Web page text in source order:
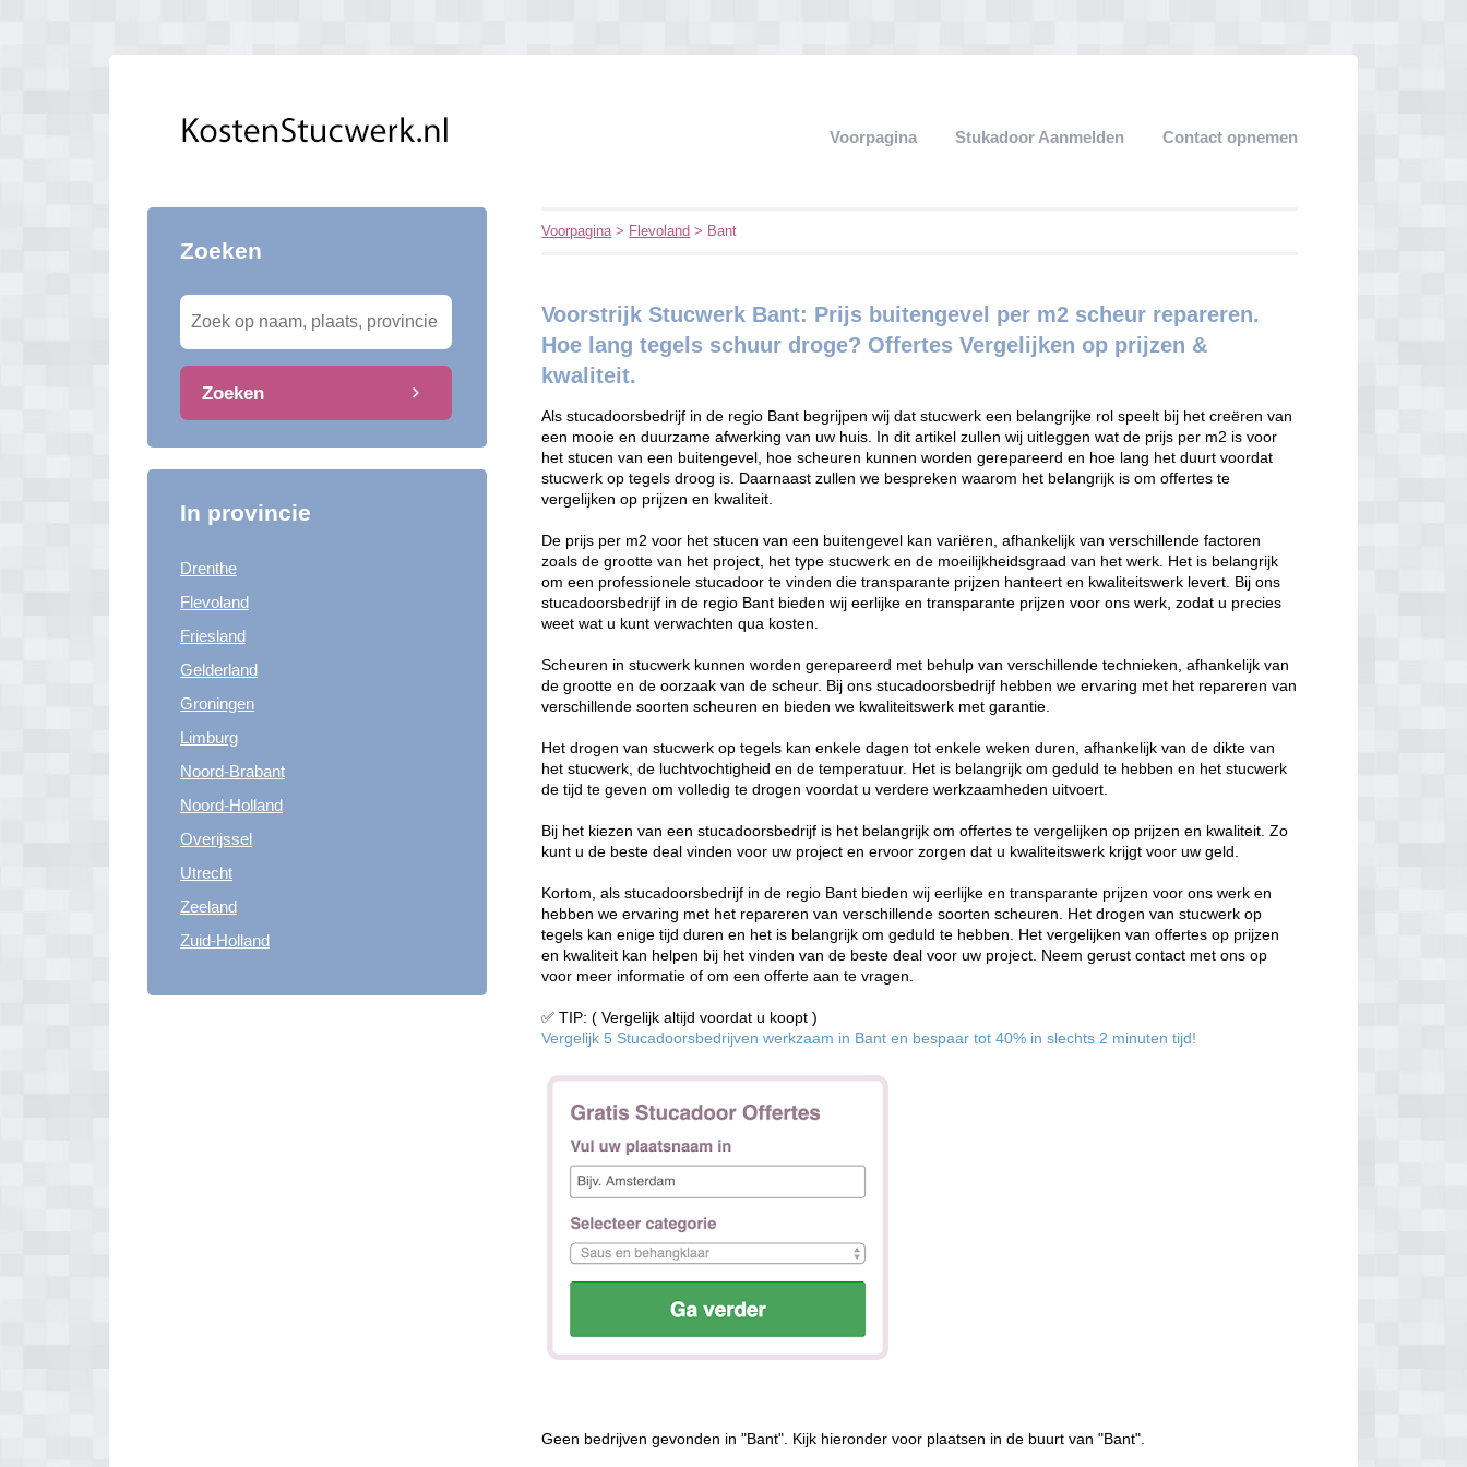
Voorpagina Stukadoor Aanmelden Contact opnemen
Zoeken
Zoeken
In provincie
Drenthe
Flevoland
Friesland
Gelderland
Groningen
Limburg
Noord-Brabant
Noord-Holland
Overijssel
Utrecht
Zeeland
Zuid-Holland
Voorpagina> Flevoland > Bant
Voorstrijk Stucwerk Bant: Prijs buitengevel per m2 scheur repareren.
Hoe lang tegels schuur droge? Offertes Vergelijken op prijzen &
kwaliteit.
Als stucadoorsbedrijf in de regio Bant begrijpen wij dat stucwerk een belangrijke rol speelt bij het creëren van
een mooie en duurzame afwerking van uw huis. In dit artikel zullen wij uitleggen wat de prijs per m2 is voor
het stucen van een buitengevel, hoe scheuren kunnen worden gerepareerd en hoe lang het duurt voordat
stucwerk op tegels droog is. Daarnaast zullen we bespreken waarom het belangrijk is om offertes te
vergelijken op prijzen en kwaliteit.
De prijs per m2 voor het stucen van een buitengevel kan variëren, afhankelijk van verschillende factoren
zoals de grootte van het project, het type stucwerk en de moeilijkheidsgraad van het werk. Het is belangrijk
om een professionele stucadoor te vinden die transparante prijzen hanteert en kwaliteitswerk levert. Bij ons
stucadoorsbedrijf in de regio Bant bieden wij eerlijke en transparante prijzen voor ons werk, zodat u precies
weet wat u kunt verwachten qua kosten.
Scheuren in stucwerk kunnen worden gerepareerd met behulp van verschillende technieken, afhankelijk van
de grootte en de oorzaak van de scheur. Bij ons stucadoorsbedrijf hebben we ervaring met het repareren van
verschillende soorten scheuren en bieden we kwaliteitswerk met garantie.
Het drogen van stucwerk op tegels kan enkele dagen tot enkele weken duren, afhankelijk van de dikte van
het stucwerk, de luchtvochtigheid en de temperatuur. Het is belangrijk om geduld te hebben en het stucwerk
de tijd te geven om volledig te drogen voordat u verdere werkzaamheden uitvoert.
Bij het kiezen van een stucadoorsbedrijf is het belangrijk om offertes te vergelijken op prijzen en kwaliteit. Zo
kunt u de beste deal vinden voor uw project en ervoor zorgen dat u kwaliteitswerk krijgt voor uw geld.
Kortom, als stucadoorsbedrijf in de regio Bant bieden wij eerlijke en transparante prijzen voor ons werk en
hebben we ervaring met het repareren van verschillende soorten scheuren. Het drogen van stucwerk op
tegels kan enige tijd duren en het is belangrijk om geduld te hebben. Het vergelijken van offertes op prijzen
en kwaliteit kan helpen bij het vinden van de beste deal voor uw project. Neem gerust contact met ons op
voor meer informatie of om een offerte aan te vragen.
✅ TIP: ( Vergelijk altijd voordat u koopt )
Vergelijk 5 Stucadoorsbedrijven werkzaam in Bant en bespaar tot 40% in slechts 2 minuten tijd!
Geen bedrijven gevonden in "Bant". Kijk hieronder voor plaatsen in de buurt van "Bant".